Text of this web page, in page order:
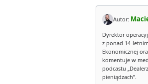
Autor:
Dyrektor
z ponad 14-
Ekonomicznej
komentuje w
podcastu
pieniądzach”.